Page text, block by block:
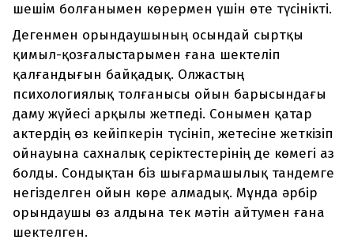
шешім болғанымен көрермен үшін өте түсінікті.
Дегенмен орындаушының осындай сыртқы
қимыл-қозғалыстарымен ғана шектеліп
қалғандығын байқадық. Олжастың
психологиялық толғанысы ойын барысындағы
даму жүйесі арқылы жетпеді. Сонымен қатар
актердің өз кейіпкерін түсініп, жетесіне жеткізіп
ойнауына сахналық серіктестерінің де көмегі аз
болды. Сондықтан біз шығармашылық тандемге
негізделген ойын көре алмадық. Мұнда әрбір
орындаушы өз алдына тек мәтін айтумен ғана
шектелген.